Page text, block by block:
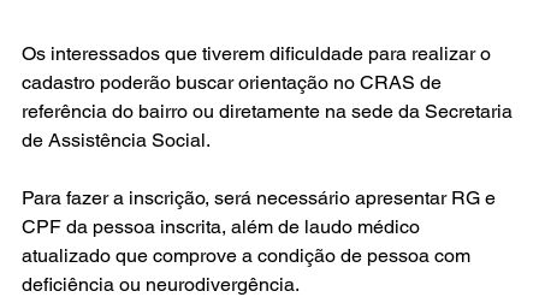
Os interessados que tiverem dificuldade para realizar o
cadastro poderão buscar orientação no CRAS de
referência do bairro ou diretamente na sede da Secretaria
de Assistência Social.
Para fazer a inscrição, será necessário apresentar RG e
CPF da pessoa inscrita, além de laudo médico
atualizado que comprove a condição de pessoa com
deficiência ou neurodivergência.